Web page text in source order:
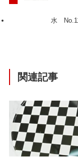
水
関連記事